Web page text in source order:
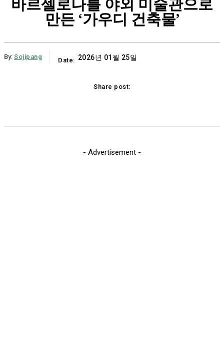
바르셀로나를 야외 미술관으로
만든 ‘가우디 건축물’
By: Sojipang Date: 2026년 01월 25일
Share post:
- Advertisement -